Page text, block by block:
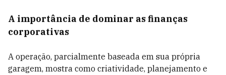
A importância de dominar as finanças
corporativas
A operação, parcialmente baseada em sua própria
garagem, mostra como criatividade, planejamento e